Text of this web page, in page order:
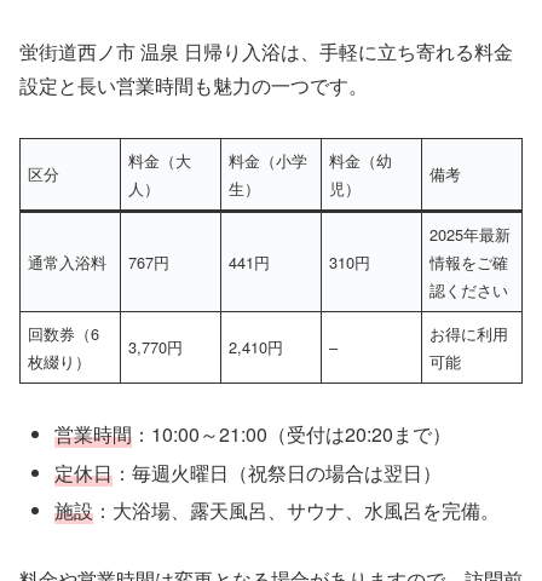
蛍街道西ノ市 温泉 日帰り入浴は、手軽に立ち寄れる料金
設定と長い営業時間も魅力の一つです。
区分
料金（大
人）
料金（小学
生）
料金（幼
児）
備考
通常入浴料 767円 441円 310円
2025年最新
情報をご確
認ください
回数券（6
枚綴り）
3,770円 2,410円 –
お得に利用
可能
営業時間 ：10:00～21:00（受付は20:20まで）
定休日 ：毎週火曜日（祝祭日の場合は翌日）
施設 ：大浴場、露天風呂、サウナ、水風呂を完備。